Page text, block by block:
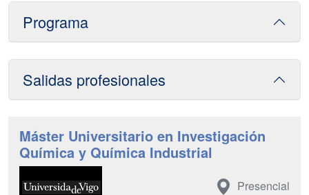
Programa
Salidas profesionales
Máster Universitario en Investigación
Química y Química Industrial
Presencial